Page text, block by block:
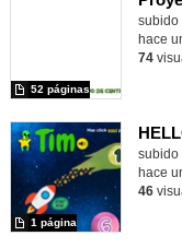
subido
52 páginas
hace
74
subido
1 página
hace
46